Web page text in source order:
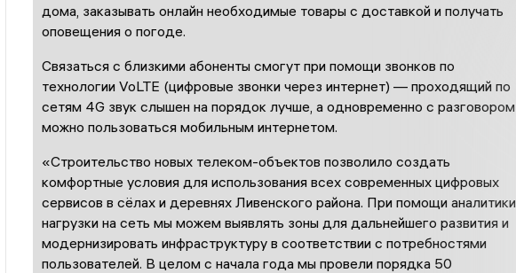
дома, заказывать онлайн необходимые товары с доставкой и получать
оповещения о погоде.
Связаться с близкими абоненты смогут при помощи звонков по
технологии VoLTE (цифровые звонки через интернет) — проходящий по
сетям 4G звук слышен на порядок лучше, а одновременно с разговором
можно пользоваться мобильным интернетом.
«Строительство новых телеком-объектов позволило создать
комфортные условия для использования всех современных цифровых
сервисов в сёлах и деревнях Ливенского района. При помощи аналитики
нагрузки на сеть мы можем выявлять зоны для дальнейшего развития и
модернизировать инфраструктуру в соответствии с потребностями
пользователей. В целом с начала года мы провели порядка 50